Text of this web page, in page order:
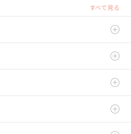
すべて見る